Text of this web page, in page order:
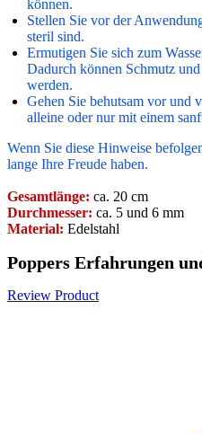
können.
Stellen Sie vor der
steril sind.
Ermutigen Sie sich zum
Dadurch können Schmutz
werden.
Gehen Sie behutsam vor und
alleine oder nur mit einem
Wenn Sie diese Hinweise
lange Ihre Freude haben.
Gesamtlänge: ca. 20 cm
Durchmesser: ca. 5 und 6 mm
Material: Edelstahl
Poppers Erfahrungen
Review Product